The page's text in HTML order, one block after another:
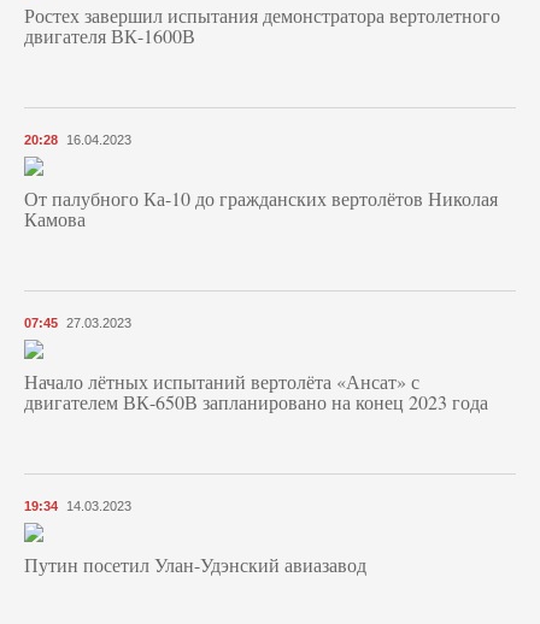
Ростех завершил испытания демонстратора вертолетного
двигателя ВК-1600В
20:28 16.04.2023
От палубного Ка-10 до гражданских вертолётов Николая
Камова
07:45 27.03.2023
Начало лётных испытаний вертолёта «Ансат» с
двигателем ВК-650В запланировано на конец 2023 года
19:34 14.03.2023
Путин посетил Улан-Удэнский авиазавод